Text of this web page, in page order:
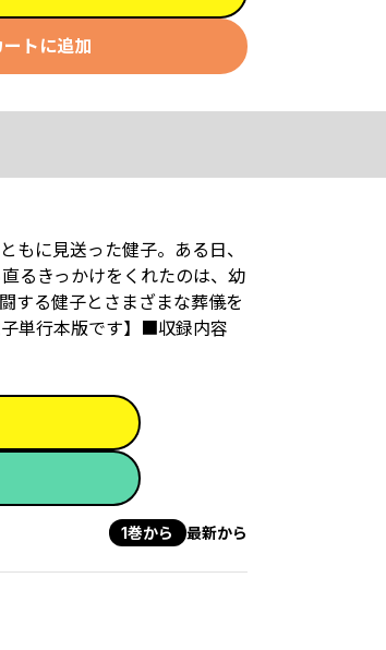
ートに追加
に見送った健子――。ある日、
るきっかけをくれたのは、幼
する健子とさまざまな葬儀を
単行本版です】■収録内容
1巻から 最新から